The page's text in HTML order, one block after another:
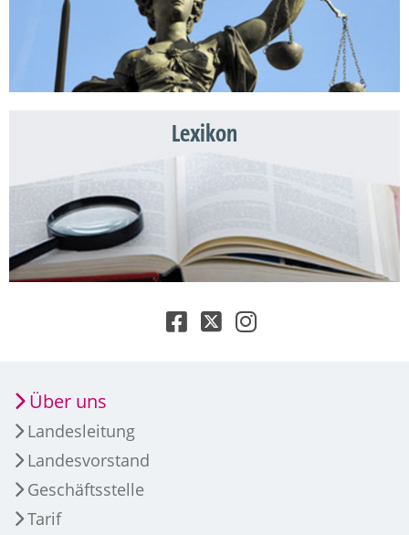
Lexikon
Über uns
Landesleitung
Landesvorstand
Geschäftsstelle
Tarif